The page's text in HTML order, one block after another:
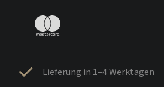
Lieferung in 1–4 Werktagen